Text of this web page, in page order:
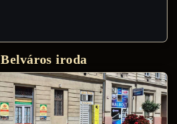
Belváros iroda